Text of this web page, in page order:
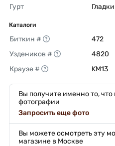
Гурт
Каталоги
Биткин #
472
Уздеников #
4820
Краузе #
KM13
Вы получите именно то, что
фотографии
Запросить еще фото
Вы можете осмотреть эту
магазине в Москве